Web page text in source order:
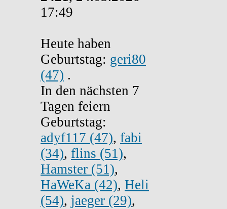
17:49
Heute haben
Geburtstag: geri80
(47) .
In den nächsten 7
Tagen feiern
Geburtstag:
adyf117 (47), fabi
(34), flins (51),
Hamster (51),
HaWeKa (42), Heli
(54), jaeger (29),